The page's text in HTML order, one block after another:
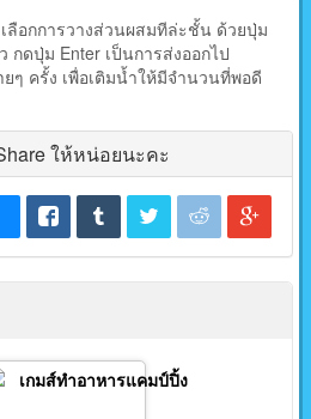
ลือกการวางส่วนผสมทีล่ะชั้น ด้วยปุ่ม
กดปุ่ม Enter เป็นการส่งออกไป
ๆ ครั้ง เพื่อเติมน้ำให้มีจำนวนที่พอดี
ให้หน่อยนะคะ